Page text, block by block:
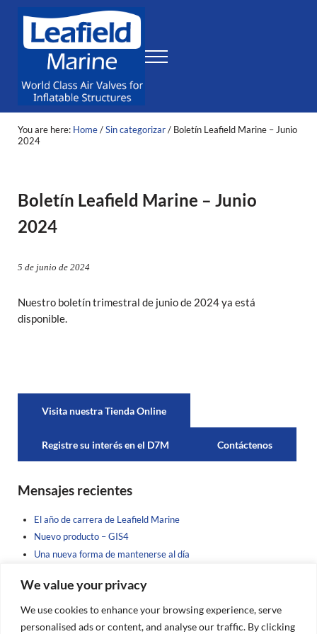
We value your privacy
We use cookies to enhance your browsing experience, serve
personalised ads or content, and analyse our traffic. By clicking
Leafield Marine
World Class Air Valves for Inflatable Structures
Menu
You are here: Home/Sin categorizar/Boletín Leafield Marine – Junio
2024
Boletín Leafield Marine – Junio
2024
5 de junio de 2024
Nuestro boletín trimestral de junio de 2024 ya está
disponible.
Visita nuestra Tienda Online
Registre su interés en el D7M Contáctenos
Sidebar
Mensajes recientes
El año de carrera de Leafield Marine
Nuevo producto – GIS4
Una nueva forma de mantenerse al día
Folleto de nuevos productos en camino……
Buscar nuestras publicaciones